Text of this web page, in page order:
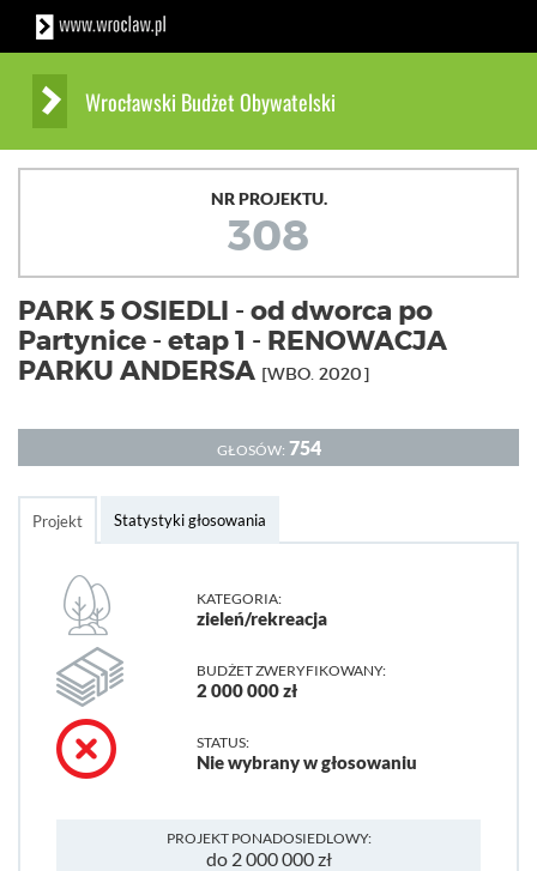
Wrocławski Budżet Obywatelski
NR PROJEKTU.
308
PARK 5 OSIEDLI - od dworca po
Partynice - etap 1 - RENOWACJA
PARKU ANDERSA [WBO. 2020]
GŁOSÓW: 754
Projekt Statystyki głosowania
KATEGORIA:
zieleń/rekreacja
BUDŻET ZWERYFIKOWANY:
2 000 000 zł
STATUS:
Nie wybrany w głosowaniu
PROJEKT PONADOSIEDLOWY:
do 2 000 000 zł